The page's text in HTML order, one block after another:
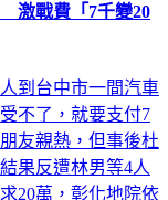
激戰費「7千變20
到台中市一間汽車
不了，就要支付7
友親熱，但事後杜
果反遭林男等4人
20萬，彰化地院依